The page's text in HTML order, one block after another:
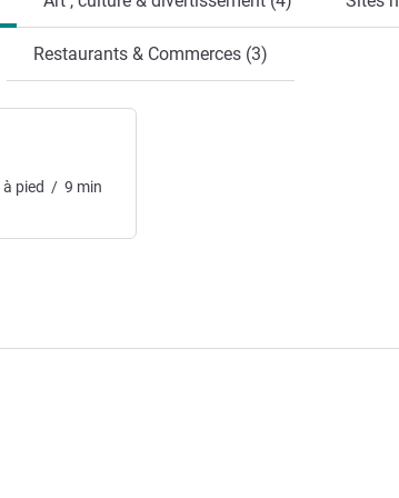
Restaurants & Commerces (3)
à pied / 9 min